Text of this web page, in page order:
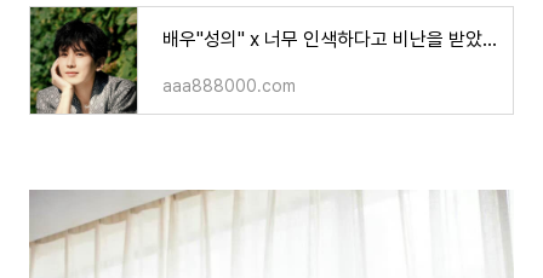
배우"성의" x 너무 인색하다고 비난을 받았다고요?
aaa888000.com